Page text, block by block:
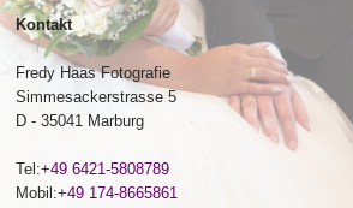
Kontakt
Fredy Haas Fotografie
Simmesackerstrasse 5
D - 35041 Marburg
Tel:+49 6421-5808789
Mobil:+49 174-8665861